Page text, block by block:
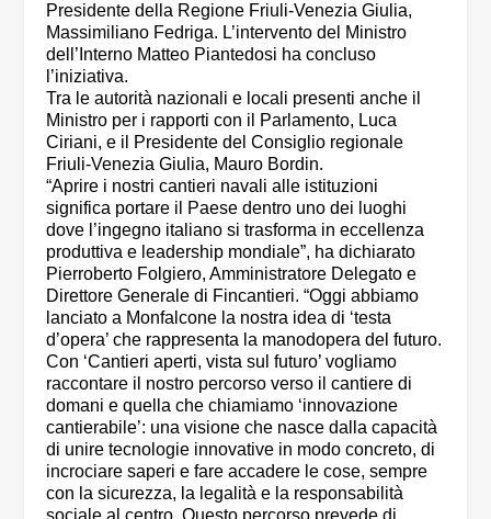
Presidente della Regione Friuli-Venezia Giulia,
Massimiliano Fedriga. L’intervento del Ministro
dell’Interno Matteo Piantedosi ha concluso
l’iniziativa.
Tra le autorità nazionali e locali presenti anche il
Ministro per i rapporti con il Parlamento, Luca
Ciriani, e il Presidente del Consiglio regionale
Friuli-Venezia Giulia, Mauro Bordin.
“Aprire i nostri cantieri navali alle istituzioni
significa portare il Paese dentro uno dei luoghi
dove l’ingegno italiano si trasforma in eccellenza
produttiva e leadership mondiale”, ha dichiarato
Pierroberto Folgiero, Amministratore Delegato e
Direttore Generale di Fincantieri. “Oggi abbiamo
lanciato a Monfalcone la nostra idea di ‘testa
d’opera’ che rappresenta la manodopera del futuro.
Con ‘Cantieri aperti, vista sul futuro’ vogliamo
raccontare il nostro percorso verso il cantiere di
domani e quella che chiamiamo ‘innovazione
cantierabile’: una visione che nasce dalla capacità
di unire tecnologie innovative in modo concreto, di
incrociare saperi e fare accadere le cose, sempre
con la sicurezza, la legalità e la responsabilità